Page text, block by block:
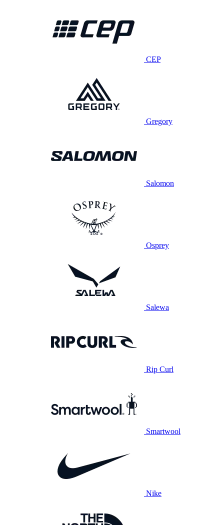
CEP
Gregory
Salomon
Osprey
Salewa
Rip Curl
Smartwool
Nike